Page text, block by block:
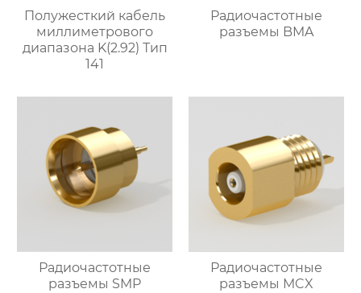
Полужесткий кабель
миллиметрового
диапазона K(2.92) Тип
141
Радиочастотные
разъемы BMA
Радиочастотные
разъемы SMP
Радиочастотные
разъемы MCX